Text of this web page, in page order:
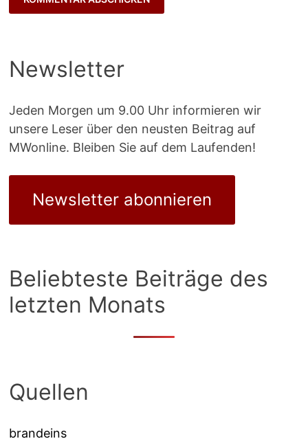
Newsletter
Jeden Morgen um 9.00 Uhr informieren wir
unsere Leser über den neusten Beitrag auf
MWonline. Bleiben Sie auf dem Laufenden!
Newsletter abonnieren
Beliebteste Beiträge des
letzten Monats
Quellen
brandeins